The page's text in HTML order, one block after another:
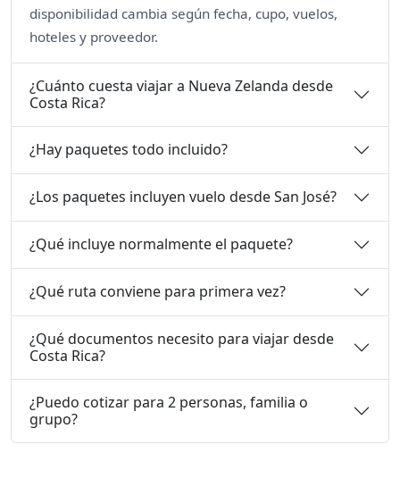
disponibilidad cambia según fecha, cupo, vuelos,
hoteles y proveedor.
¿Cuánto cuesta viajar a Nueva Zelanda desde
Costa Rica?
¿Hay paquetes todo incluido?
¿Los paquetes incluyen vuelo desde San José?
¿Qué incluye normalmente el paquete?
¿Qué ruta conviene para primera vez?
¿Qué documentos necesito para viajar desde
Costa Rica?
¿Puedo cotizar para 2 personas, familia o
grupo?